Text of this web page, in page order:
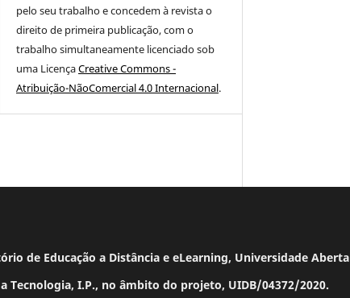
pelo seu trabalho e concedem à revista o
direito de primeira publicação, com o
trabalho simultaneamente licenciado sob
uma LicençaCreative Commons -
Atribuição-NãoComercial 4.0 Internacional.
de Educação a Distância e eLearning, Universidade Aberta
Tecnologia, I.P., no âmbito do projeto, UIDB/04372/2020.